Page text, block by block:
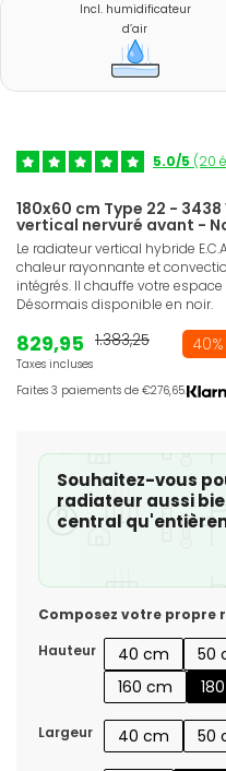
Incl. humidificateur
d’air
5.0/5 (20
180x60 cm Type 22 -
vertical nervuré avant -
Le radiateur vertical hybride
chaleur rayonnante et
intégrés. Il chauffe votre
Désormais disponible en noir.
829,95
Taxes incluses
1.383,25
Faites 3 paiements de €276,65.
Souhaitez-vous
radiateur aussi
central
Composez votre propre
Hauteur
40 cm 50
160 cm
Largeur 40 cm 50